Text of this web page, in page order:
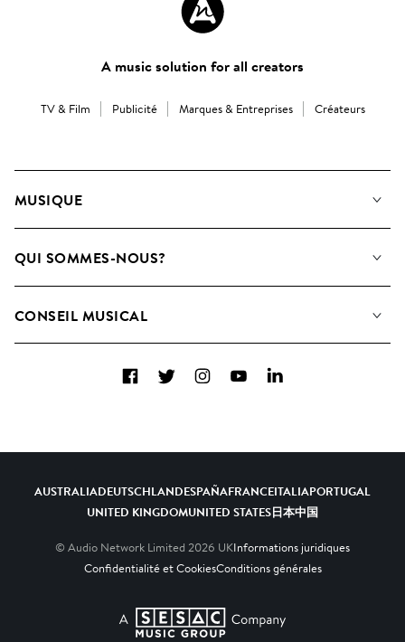
A music solution for all creators
TV & Film Publicité Marques & Entreprises Créateurs
MUSIQUE
Rechercher
QUI SOMMES-NOUS?
Comment nous utilisons l’IA
CONSEIL MUSICAL
FacebookTwitterInstagramYouTubeLinkedIn
AUSTRALIADEUTSCHLANDESPAÑAFRANCEITALIAPORTUGAL
UNITED KINGDOMUNITED STATES日本中国
© Audio Network Limited 2026 UKInformations juridiques
Confidentialité et CookiesConditions générales
A SESAC Company